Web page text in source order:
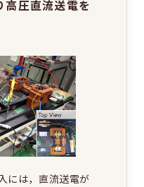
高圧直流送電を
には，直流送電が